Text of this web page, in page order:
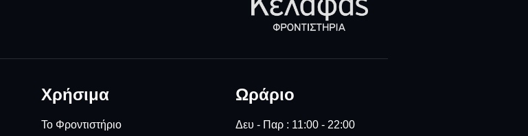
Χρήσιμα
Το Φροντιστήριο
Ωράριο
Δευ - Παρ : 11:00 - 22:00